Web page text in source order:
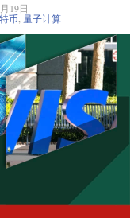
19日
币 量子计算